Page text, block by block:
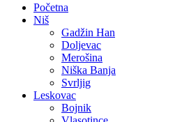
Početna
Niš
Gadžin Han
Doljevac
Merošina
Niška Banja
Svrljig
Leskovac
Bojnik